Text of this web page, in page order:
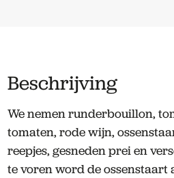
Beschrijving
We nemen runderbouillon,
tomaten, rode wijn,
reepjes, gesneden prei en
te voren word de ossenstaart